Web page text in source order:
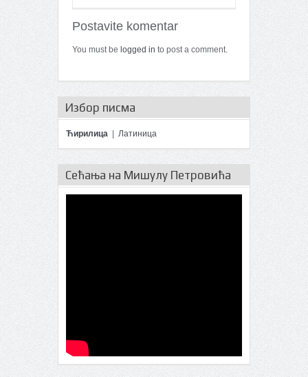
Postavite komentar
You must be logged in to post a comment.
Избор писма
Ћирилица Латиница
Сећања на Мишулу Петровића